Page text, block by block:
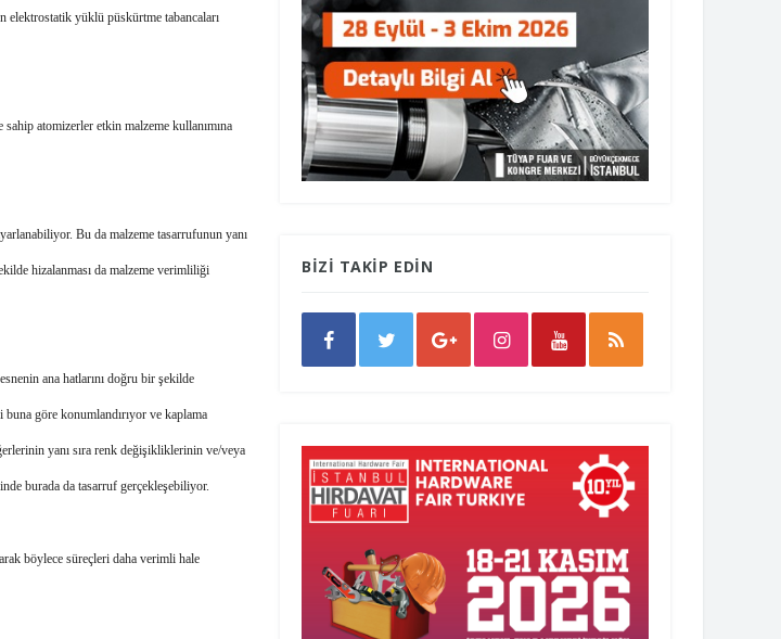
elektrostatik yüklü püskürtme tabancaları
atomizerler etkin malzeme kullanımına
Bu da malzeme tasarrufunun yanı
hizalanması da malzeme verimliliği
ana hatlarını doğru bir şekilde
göre konumlandırıyor ve kaplama
yanı sıra renk değişikliklerinin ve/veya
burada da tasarruf gerçekleşebiliyor.
böylece süreçleri daha verimli hale
BİZİ TAKİP EDİN